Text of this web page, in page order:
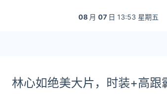
08 月 07 日 13:53 星期五
林心如绝美大片，时装+高跟